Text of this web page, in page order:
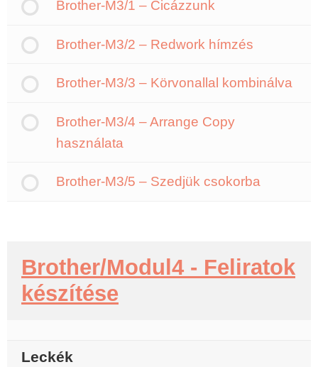
Brother-M3/1 – Cicázzunk
Brother-M3/2 – Redwork hímzés
Brother-M3/3 – Körvonallal kombinálva
Brother-M3/4 – Arrange Copy
használata
Brother-M3/5 – Szedjük csokorba
Brother/Modul4 - Feliratok
készítése
Leckék